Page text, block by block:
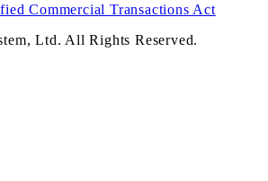
Commercial Transactions Act
Ltd. All Rights Reserved.